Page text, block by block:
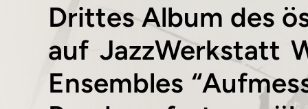
Drittes Album des
auf JazzWerkstatt
Ensembles